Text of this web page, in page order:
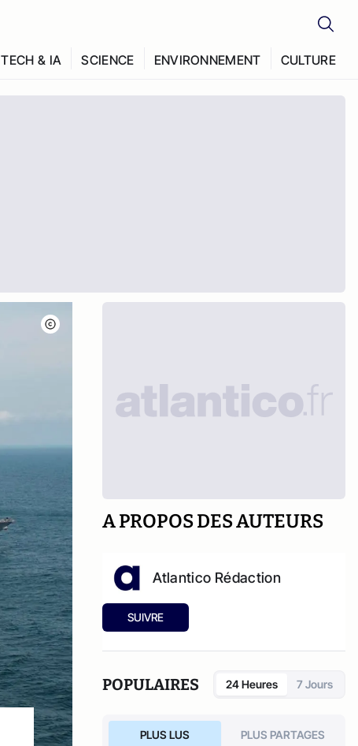
TECH & IA SCIENCE ENVIRONNEMENT CULTURE
A PROPOS DES AUTEURS
Atlantico Rédaction
SUIVRE
POPULAIRES 24 Heures 7 Jours
PLUS LUS PLUS PARTAGES